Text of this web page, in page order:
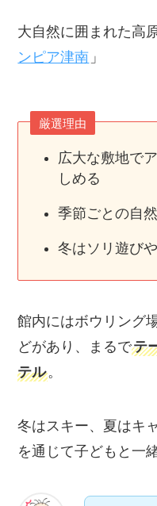
大自然に囲まれた高
ンピア津南 」
厳選理由
広大な敷地で
しめる
季節ごとの自
冬はソリ遊び
館内にはボウリング
どがあり、まるでテ
テル。
冬はスキー、夏はキ
を通じて子どもと一